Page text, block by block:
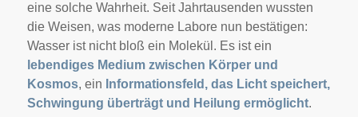
eine solche Wahrheit. Seit Jahrtausenden wussten
die Weisen, was moderne Labore nun bestätigen:
Wasser ist nicht bloß ein Molekül. Es ist ein
lebendiges Medium zwischen Körper und
Kosmos, ein Informationsfeld, das Licht speichert,
Schwingung überträgt und Heilung ermöglicht.